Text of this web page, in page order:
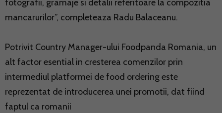
fotografii, gramaje si detalii referitoare la compozitia
mancarurilor”, completeaza Radu Balaceanu.
Potrivit Country Manager-ului Foodpanda Romania, un
alt factor esential in cresterea comenzilor prin
intermediul platformei de food ordering este
reprezentat de introducerea unei promotii, dat fiind
faptul ca romanii